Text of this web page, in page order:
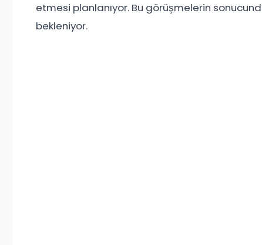
etmesi planlanıyor. Bu görüşmelerin
bekleniyor.